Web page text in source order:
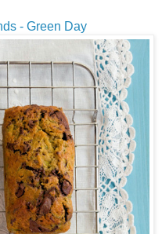
- Green Day